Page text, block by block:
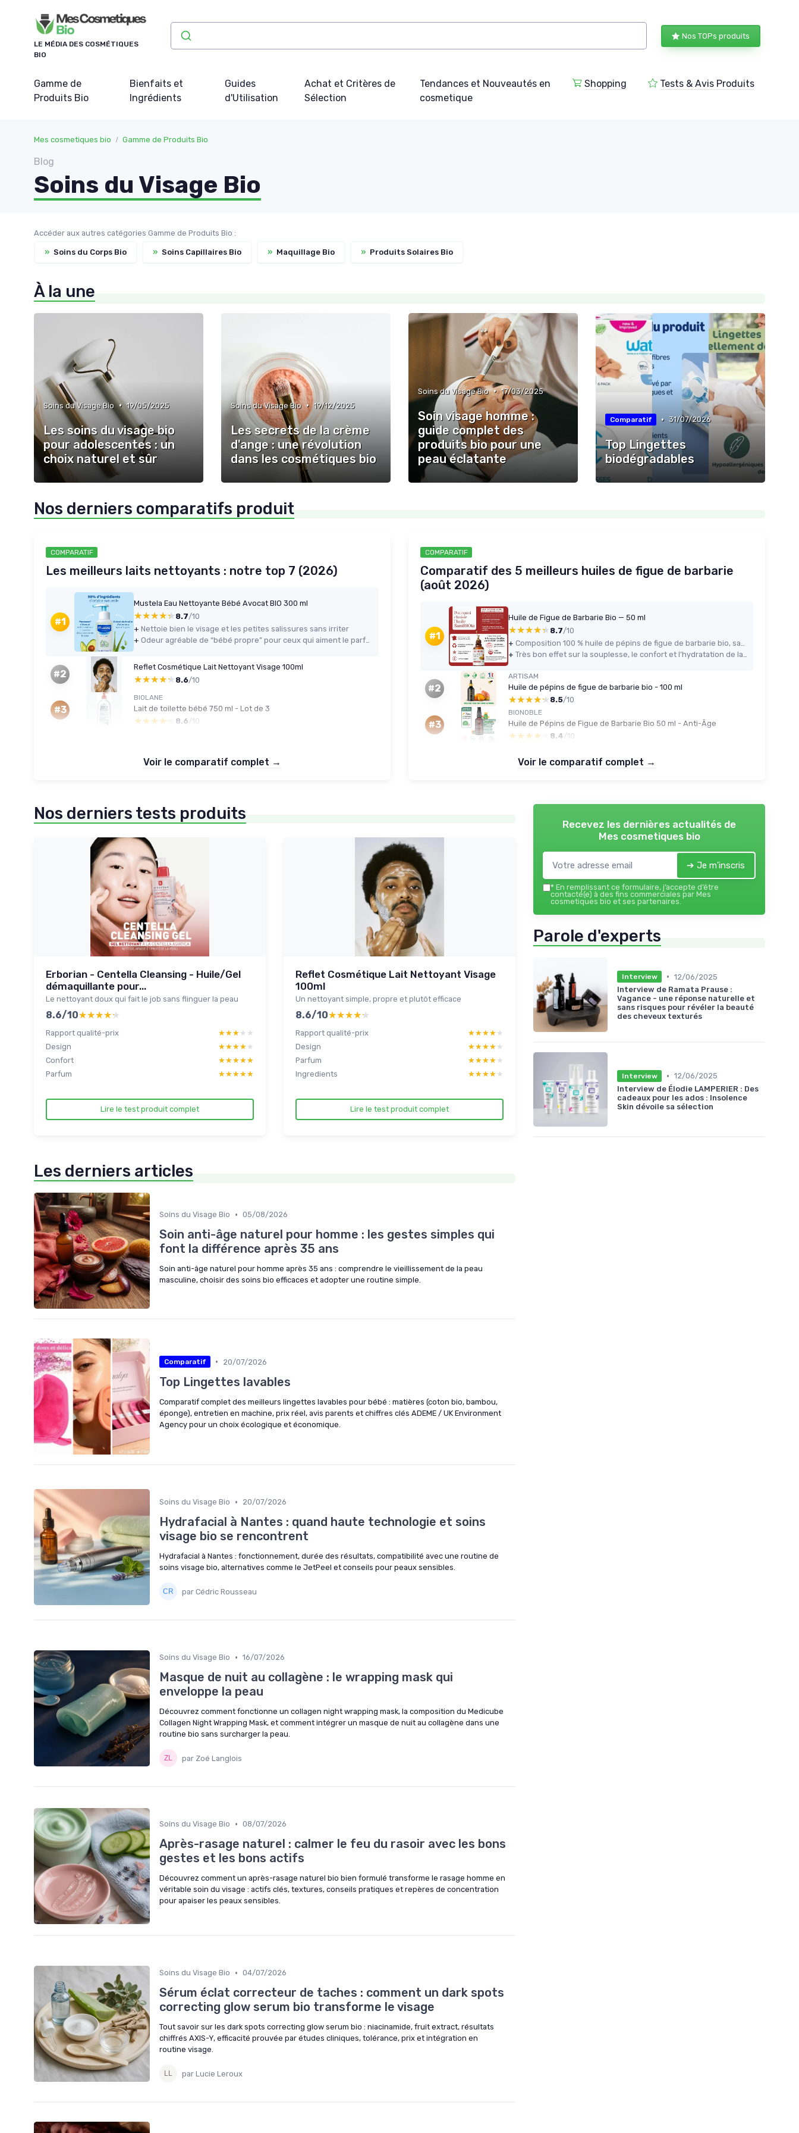
LE MÉDIA DES COSMÉTIQUES
BIO
Nos TOPs produits
Gamme de
Produits Bio
Bienfaits et
Ingrédients
Guides
d'Utilisation
Achat et Critères de
Sélection
Tendances et Nouveautés en
cosmetique
Shopping Tests & Avis Produits
Mes cosmetiques bio Gamme de Produits Bio
Blog
Soins du Visage Bio
Accéder aux autres catégories Gamme de Produits Bio :
» Soins du Corps Bio » Soins Capillaires Bio » Maquillage Bio » Produits Solaires Bio
À la une
Soins du Visage Bio • 19/05/2025
Les soins du visage bio
pour adolescentes : un
choix naturel et sûr
Soins du Visage Bio • 19/12/2025
Les secrets de la crème
d'ange : une révolution
dans les cosmétiques bio
Soins du Visage Bio • 17/03/2025
Soin visage homme :
guide complet des
produits bio pour une
peau éclatante
Comparatif • 31/07/2026
Top Lingettes
biodégradables
Nos derniers comparatifs produit
COMPARATIF
Les meilleurs laits nettoyants : notre top 7 (2026)
#1
Mustela Eau Nettoyante Bébé Avocat BIO 300 ml
★★★★★
★★★★★ 8.7/10
+ Nettoie bien le visage et les petites salissures sans irriter
+
Odeur agréable de “bébé propre” pour ceux qui aiment le parfum Mustela
#2
Reflet Cosmétique Lait Nettoyant Visage 100ml
★★★★★
★★★★★ 8.6/10
#3
BIOLANE
Lait de toilette bébé 750 ml - Lot de 3
★★★★★
★★★★★ 8.6 /10
Voir le comparatif complet →
COMPARATIF
Comparatif des 5 meilleurs huiles de figue de barbarie
(août 2026)
#1
Huile de Figue de Barbarie Bio — 50 ml
★★★★★
★★★★★ 8.7/10
+
Composition 100 % huile de pépins de figue de barbarie bio, sans parfum ni ajout
+
Très bon effet sur la souplesse, le confort et l’hydratation de la peau
#2
ARTISAM
Huile de pépins de figue de barbarie bio - 100 ml
★★★★★
★★★★★ 8.5/10
#3
BIONOBLE
Huile de Pépins de Figue de Barbarie Bio 50 ml - Anti-Âge
★★★★★
★★★★★ 8.4 /10
Voir le comparatif complet →
Nos derniers tests produits
Erborian - Centella Cleansing - Huile/Gel
démaquillante pour...
Le nettoyant doux qui fait le job sans flinguer la peau
8.6/10★★★★★
★★★★★
Rapport qualité-prix ★★★★★
★★★★★
Design
★★★★★
★★★★★
Confort
★★★★★
★★★★★
Parfum
★★★★★
★★★★★
Lire le test produit complet
Reflet Cosmétique Lait Nettoyant Visage
100ml
Un nettoyant simple, propre et plutôt efficace
8.6/10★★★★★
★★★★★
Rapport qualité-prix ★★★★★
★★★★★
Design
★★★★★
★★★★★
Parfum
★★★★★
★★★★★
Ingredients
★★★★★
★★★★★
Lire le test produit complet
Les derniers articles
Soins du Visage Bio • 05/08/2026
Soin anti-âge naturel pour homme : les gestes simples qui
font la différence après 35 ans
Soin anti-âge naturel pour homme après 35 ans : comprendre le vieillissement de la peau
masculine, choisir des soins bio efficaces et adopter une routine simple.
Comparatif • 20/07/2026
Top Lingettes lavables
Comparatif complet des meilleurs lingettes lavables pour bébé : matières (coton bio, bambou,
éponge), entretien en machine, prix réel, avis parents et chiffres clés ADEME / UK Environment
Agency pour un choix écologique et économique.
Soins du Visage Bio • 20/07/2026
Hydrafacial à Nantes : quand haute technologie et soins
visage bio se rencontrent
Hydrafacial à Nantes : fonctionnement, durée des résultats, compatibilité avec une routine de
soins visage bio, alternatives comme le JetPeel et conseils pour peaux sensibles.
par Cédric Rousseau
Soins du Visage Bio • 16/07/2026
Masque de nuit au collagène : le wrapping mask qui
enveloppe la peau
Découvrez comment fonctionne un collagen night wrapping mask, la composition du Medicube
Collagen Night Wrapping Mask, et comment intégrer un masque de nuit au collagène dans une
routine bio sans surcharger la peau.
par Zoé Langlois
Soins du Visage Bio • 08/07/2026
Après-rasage naturel : calmer le feu du rasoir avec les bons
gestes et les bons actifs
Découvrez comment un après-rasage naturel bio bien formulé transforme le rasage homme en
véritable soin du visage : actifs clés, textures, conseils pratiques et repères de concentration
pour apaiser les peaux sensibles.
Soins du Visage Bio • 04/07/2026
Sérum éclat correcteur de taches : comment un dark spots
correcting glow serum bio transforme le visage
Tout savoir sur les dark spots correcting glow serum bio : niacinamide, fruit extract, résultats
chiffrés AXIS-Y, efficacité prouvée par études cliniques, tolérance, prix et intégration en
routine visage.
par Lucie Leroux
Recevez les dernières actualités de
Mes cosmetiques bio
➔ Je m'inscris
* En remplissant ce formulaire, j’accepte d’être
contacté(e) à des fins commerciales par Mes
cosmetiques bio et ses partenaires.
Parole d'experts
Interview • 12/06/2025
Interview de Ramata Prause :
Vagance - une réponse naturelle et
sans risques pour révéler la beauté
des cheveux texturés
Interview • 12/06/2025
Interview de Élodie LAMPERIER : Des
cadeaux pour les ados : Insolence
Skin dévoile sa sélection